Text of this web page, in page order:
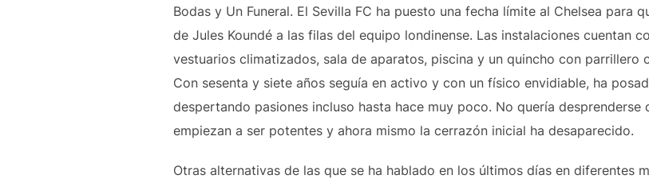
Bodas y Un Funeral. El Sevilla FC ha puesto una fecha límite al Chelsea para
de Jules Koundé a las filas del equipo londinense. Las instalaciones cuentan
vestuarios climatizados, sala de aparatos, piscina y un quincho con parrillero
Con sesenta y siete años seguía en activo y con un físico envidiable, ha
despertando pasiones incluso hasta hace muy poco. No quería
empiezan a ser potentes y ahora mismo la cerrazón inicial ha desaparecido.
Otras alternativas de las que se ha hablado en los últimos días en diferentes